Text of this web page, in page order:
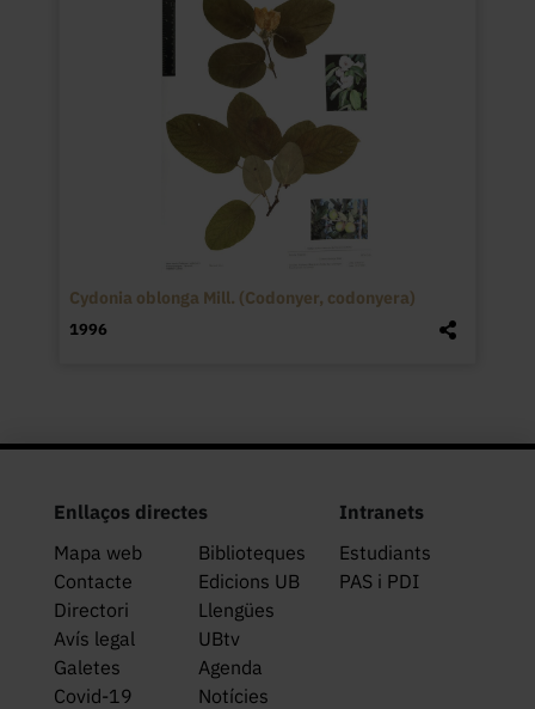
Cydonia oblonga Mill. (Codonyer, codonyera)
1996
Enllaços directes
Mapa web
Biblioteques
Contacte
Edicions UB
Directori
Llengües
Avís legal
UBtv
Galetes
Agenda
Covid-19
Notícies
Intranets
Estudiants
PAS i PDI